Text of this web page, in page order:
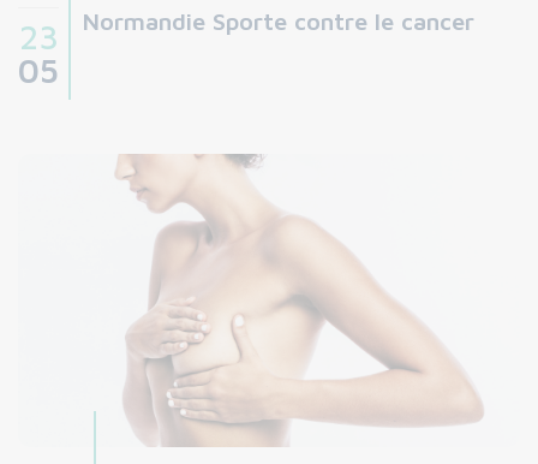
23
05
Normandie Sporte contre le cancer